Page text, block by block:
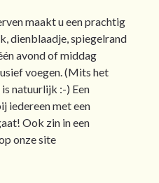
maakt u een prachtig
dienblaadje, spiegelrand
avond of middag
voegen. (Mits het
natuurlijk :-) Een
iedereen met een
Ook zin in een
onze site